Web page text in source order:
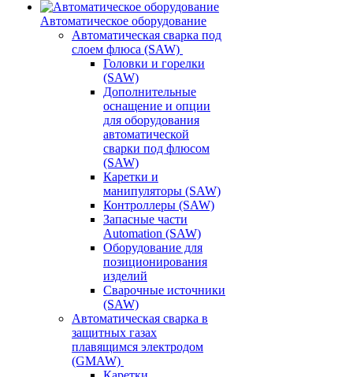
Автоматическое оборудование
Автоматическая сварка под
слоем флюса (SAW)
Головки и горелки
(SAW)
Дополнительные
оснащение и опции
для оборудования
автоматической
сварки под флюсом
(SAW)
Каретки и
манипуляторы (SAW)
Контроллеры (SAW)
Запасные части
Automation (SAW)
Оборудование для
позиционирования
изделий
Сварочные источники
(SAW)
Автоматическая сварка в
защитных газах
плавящимся электродом
(GMAW)